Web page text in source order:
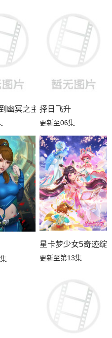
幽冥之主 择日飞升
更新至06集
星卡梦少女5奇迹绽
更新至第13集
花仙子之魔法香对论